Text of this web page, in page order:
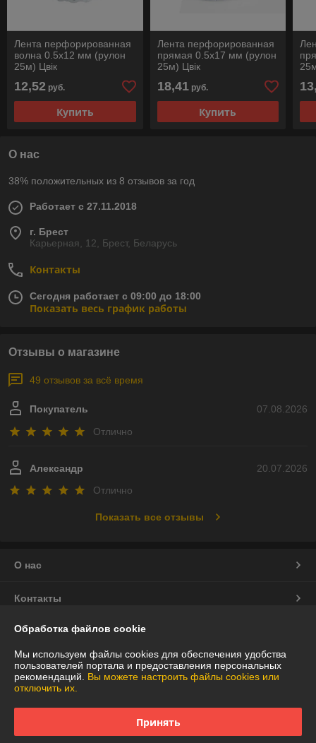
Лента перфорированная
волна 0.5х12 мм (рулон
25м) Цвiк
12,52 руб.
Купить
Лента перфорированная
прямая 0.5х17 мм (рулон
25м) Цвiк
18,41руб.
Купить
О нас
38% положительных из 8 отзывов за год
Работает с 27.11.2018
г. Брест
Карьерная, 12, Брест, Беларусь
Контакты
Сегодня работает с 09:00 до 18:00
Показать весь график работы
Отзывы о магазине
49 отзывов за всё время
07.08.2026
Покупатель
Отлично
20.07.2026
Александр
Отлично
Показать все отзывы
О нас
Контакты
Доставка и оплата
График работы
Политика обработки cookies
Обработка файлов cookie
Мы используем файлы cookies для обеспечения удобства
пользователей портала и предоставления персональных
рекомендаций. Вы можете настроить файлы cookies или
отключить их.
Принять